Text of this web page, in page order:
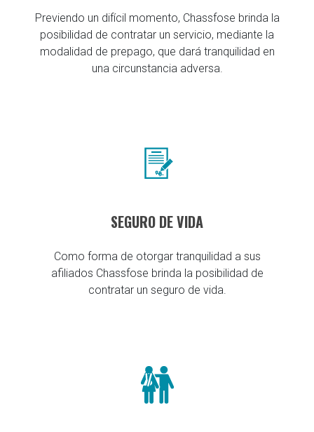
Previendo un difícil momento, Chassfose brinda la
posibilidad de contratar un servicio, mediante la
modalidad de prepago, que dará tranquilidad en
una circunstancia adversa.
SEGURO DE VIDA
Como forma de otorgar tranquilidad a sus
afiliados Chassfose brinda la posibilidad de
contratar un seguro de vida.